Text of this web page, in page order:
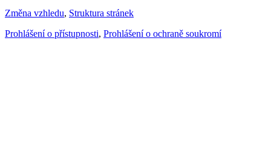
Změna vzhledu, Struktura stránek
Prohlášení o přístupnosti, Prohlášení o ochraně soukromí